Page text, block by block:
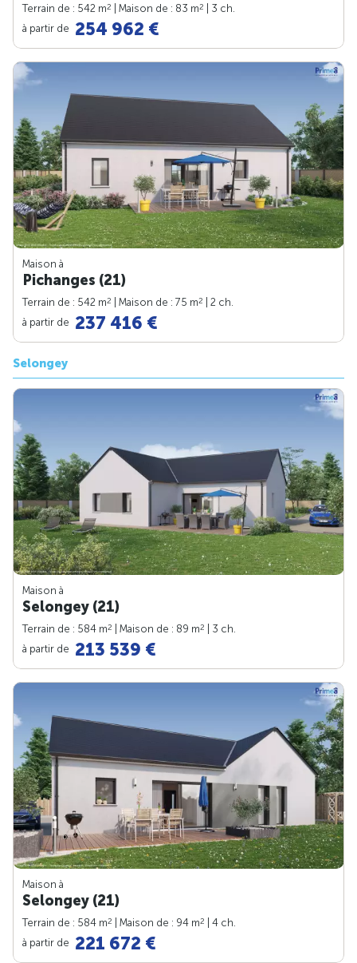
Terrain de : 542 m2 | Maison de : 83 m2
| 3 ch.
à partir de 254 962 €
Maison à
Pichanges (21)
Terrain de : 542 m2 | Maison de : 75 m2
| 2 ch.
à partir de 237 416 €
Selongey
Maison à
Selongey (21)
Terrain de : 584 m2 | Maison de : 89 m2
| 3 ch.
à partir de 213 539 €
Maison à
Selongey (21)
Terrain de : 584 m2 | Maison de : 94 m2
| 4 ch.
à partir de 221 672 €